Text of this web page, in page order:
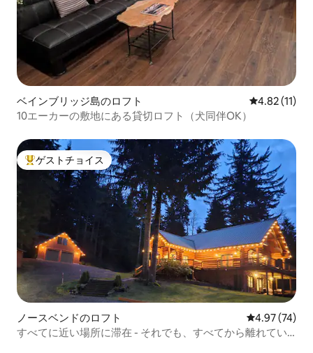
ベインブリッジ島のロフト レビュー11
4.82 (11)
10エーカーの敷地にある貸切ロフト（犬同伴OK）
大好評のゲストチョイスです。
ゲストチョイス
ノースベンドのロフト レビュー74
4.97 (74)
すべてに近い場所に滞在 - それでも、すべてから離れてい